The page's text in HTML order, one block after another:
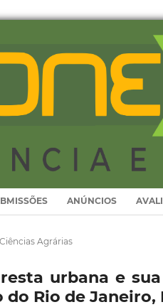
ANÚNCIOS
Agrárias
urbana e
Rio de Janeiro,